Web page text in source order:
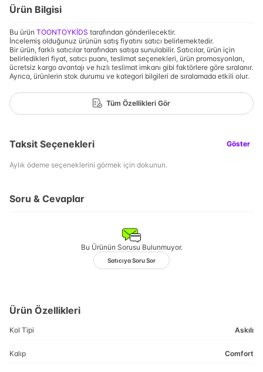
Ürün Bilgisi
Bu ürün TOONTOYKİDS tarafından gönderilecektir.
İncelemiş olduğunuz ürünün satış fiyatını satıcı belirlemektedir.
Bir ürün, farklı satıcılar tarafından satışa sunulabilir. Satıcılar, ürün için
belirledikleri fiyat, satıcı puanı, teslimat seçenekleri, ürün promosyonları,
ücretsiz kargo avantajı ve hızlı teslimat imkanı gibi faktörlere göre sıralanır.
Ayrıca, ürünlerin stok durumu ve kategori bilgileri de sıralamada etkili olur.
Tüm Özellikleri Gör
Taksit Seçenekleri Göster
Aylık ödeme seçeneklerini görmek için dokunun.
Soru & Cevaplar
Bu Ürünün Sorusu Bulunmuyor.
Satıcıya Soru Sor
Ürün Özellikleri
Kol Tipi Askılı
Kalıp Comfort